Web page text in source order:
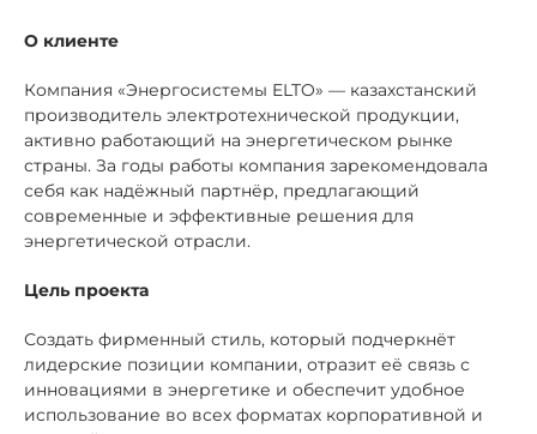
О клиенте
Компания «Энергосистемы ELTO» — казахстанский
производитель электротехнической продукции,
активно работающий на энергетическом рынке
страны. За годы работы компания зарекомендовала
себя как надёжный партнёр, предлагающий
современные и эффективные решения для
энергетической отрасли.
Цель проекта
Создать фирменный стиль, который подчеркнёт
лидерские позиции компании, отразит её связь с
инновациями в энергетике и обеспечит удобное
использование во всех форматах корпоративной и